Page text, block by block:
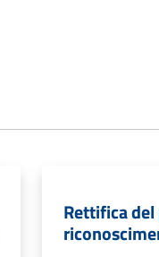
Rettifica